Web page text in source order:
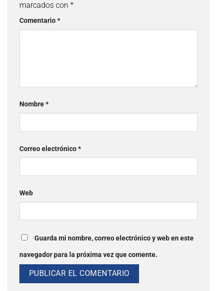
marcados con *
Comentario*
Nombre*
Correo electrónico*
Web
Guarda mi nombre, correo electrónico y web en este
navegador para la próxima vez que comente.